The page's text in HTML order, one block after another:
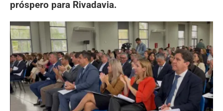
próspero para Rivadavia.